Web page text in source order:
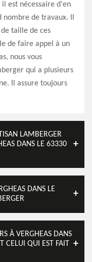
est nécessaire d'en
de travaux. Il
taille de ces
de faire appel à un
nous vous
qui a plusieurs
Il assure toujours
LAMBERGER
DANS LE 63330
DANS LE
À VERGHEAS DANS
CELUI QUI EST FAIT